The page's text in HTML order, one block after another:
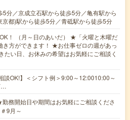
5分／京成立石駅から徒歩5分／亀有駅から
京都)駅から徒歩5分／青砥駅から徒歩5分
！ （月～日のあいだ） ★「火曜と木曜だ
き方ができます！ ★お仕事ゼロの週があっ
たい日、お休みの希望はお気軽にご相談く
談OK!】＜シフト例＞9:00～12:0010:00～
務開始日や期間はお気軽にご相談くださ
9月～